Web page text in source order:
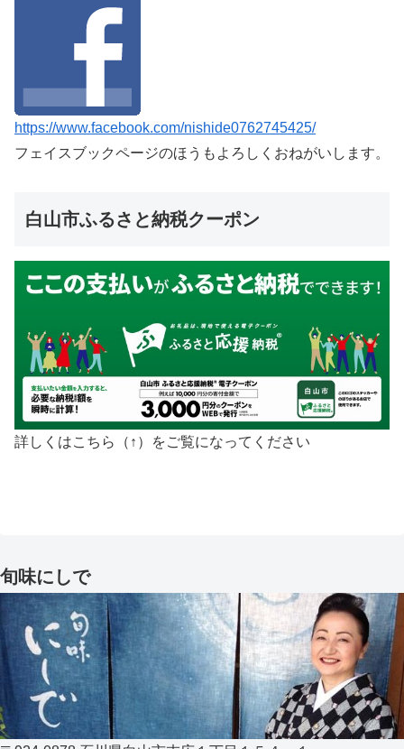
https://www.facebook.com/nishide0762745425/
フェイスブックページのほうもよろしくおねがいします。
白山市ふるさと納税クーポン
詳しくはこちら（↑）をご覧になってください
旬味にしで